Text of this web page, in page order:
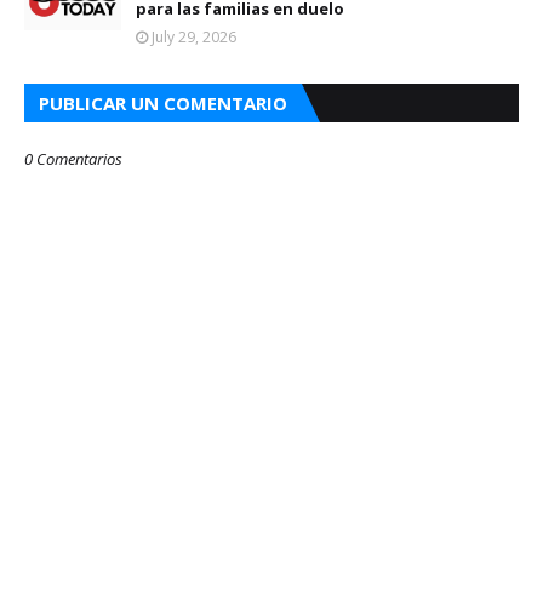
para las familias en duelo
July 29, 2026
PUBLICAR UN COMENTARIO
0 Comentarios